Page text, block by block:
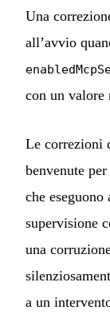
Una
all’avvio
con un valore
Le correzioni
benvenute
che
supervisione
una
a un